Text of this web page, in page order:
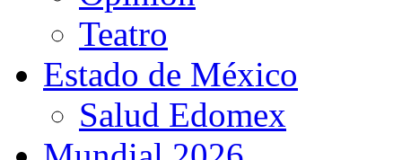
Teatro
Estado de México
Salud Edomex